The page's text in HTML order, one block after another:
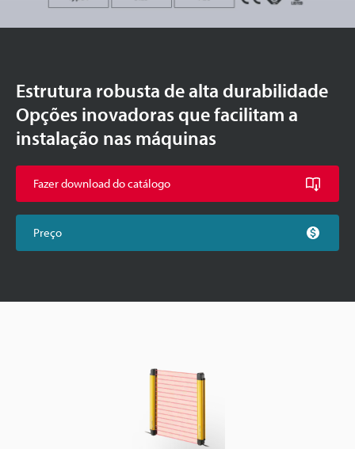
Estrutura robusta de alta durabilidade
Opções inovadoras que facilitam a
instalação nas máquinas
Fazer download do catálogo
Preço